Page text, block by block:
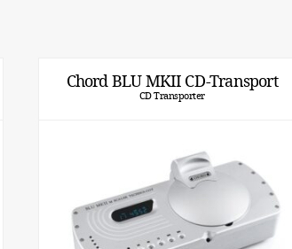
Chord BLU MKII CD-Transport
CD Transporter